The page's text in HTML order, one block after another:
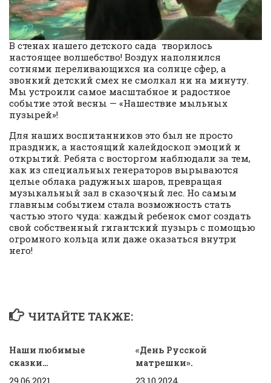
В стенах нашего детского сада творилось
настоящее волшебство! Воздух наполнился
сотнями переливающихся на солнце сфер, а
звонкий детский смех не смолкал ни на минуту.
Мы устроили самое масштабное и радостное
событие этой весны — «Нашествие мыльных
пузырей»!
Для наших воспитанников это был не просто
праздник, а настоящий калейдоскоп эмоций и
открытий. Ребята с восторгом наблюдали за тем,
как из специальных генераторов вырываются
целые облака радужных шаров, превращая
музыкальный зал в сказочный лес. Но самым
главным событием стала возможность стать
частью этого чуда: каждый ребенок смог создать
свой собственный гигантский пузырь с помощью
огромного кольца или даже оказаться внутри
него!
ЧИТАЙТЕ ТАКЖЕ:
Наши любимые
сказки…
29.06.2021
«День Русской
матрешки».
23.10.2024